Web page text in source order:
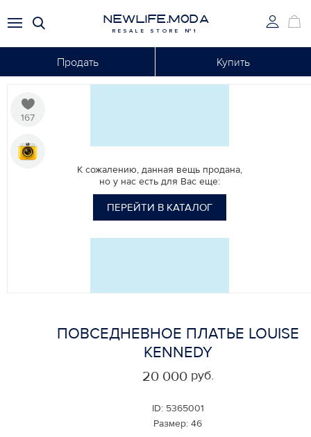
NEWLIFE.MODA
RESALE STORE №1
Продать Купить
167
К сожалению, данная вещь продана,
но у нас есть для Вас еще:
ПЕРЕЙТИ В КАТАЛОГ
ПОВСЕДНЕВНОЕ ПЛАТЬЕ LOUISE
KENNEDY
ID: 5365001
Размер: 46
20 000 руб.